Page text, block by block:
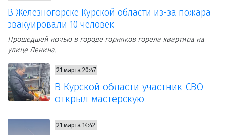
В Железногорске Курской области из-за пожара
эвакуировали 10 человек
Прошедшей ночью в городе горняков горела квартира на
улице Ленина.
21 марта 20:47
В Курской области участник СВО
открыл мастерскую
21 марта 14:42